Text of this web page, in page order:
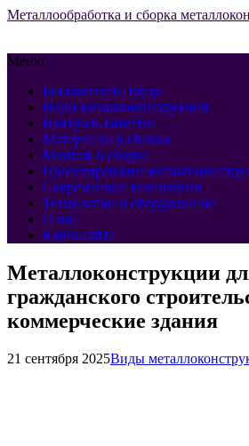
Металлообработка и сборка
Меню
Безопасность труда
Виды металлоконструкций
Контроль качества
Материалы и сплавы
Монтаж и сборка
Проектирование
Современные технологии
Технологии и оборудование
О нас
Карта сайта
Металлоконструкции
гражданского
коммерческие здания
21 сентября 2025Виды